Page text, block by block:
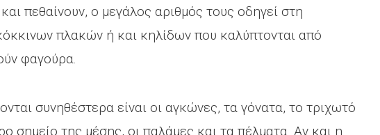
πεθαίνουν, ο μεγάλος αριθμός τους οδηγεί στη
πλακών ή και κηλίδων που καλύπτονται από
φαγούρα.
συνηθέστερα είναι οι αγκώνες, τα γόνατα, το τριχωτό
σημείο της μέσης, οι παλάμες και τα πέλματα. Αν και η